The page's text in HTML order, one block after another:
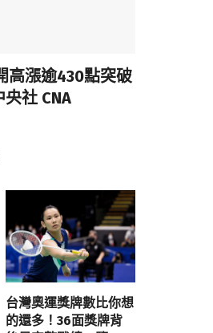
漲逾430點突破
社 CNA
台灣奧運獎牌數比你想
的還多！36面獎牌背